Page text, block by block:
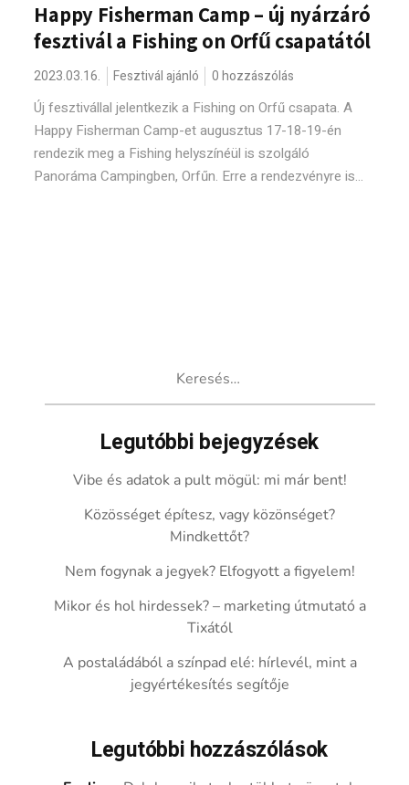
Happy Fisherman Camp – új nyárzáró
fesztivál a Fishing on Orfű csapatától
2023.03.16. Fesztivál ajánló 0 hozzászólás
Új fesztivállal jelentkezik a Fishing on Orfű csapata. A
Happy Fisherman Camp-et augusztus 17-18-19-én
rendezik meg a Fishing helyszínéül is szolgáló
Panoráma Campingben, Orfűn. Erre a rendezvényre is...
Legutóbbi bejegyzések
Vibe és adatok a pult mögül: mi már bent!
Közösséget építesz, vagy közönséget?
Mindkettőt?
Nem fogynak a jegyek? Elfogyott a figyelem!
Mikor és hol hirdessek? – marketing útmutató a
Tixától
A postaládából a színpad elé: hírlevél, mint a
jegyértékesítés segítője
Legutóbbi hozzászólások